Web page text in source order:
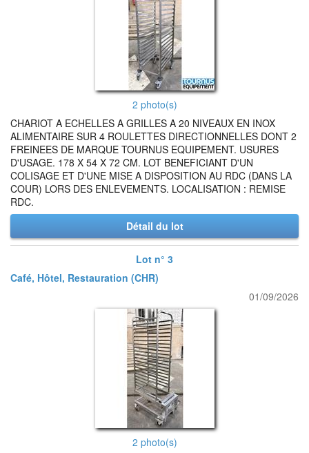
2 photo(s)
CHARIOT A ECHELLES A GRILLES A 20 NIVEAUX EN INOX
ALIMENTAIRE SUR 4 ROULETTES DIRECTIONNELLES DONT 2
FREINEES DE MARQUE TOURNUS EQUIPEMENT. USURES
D'USAGE. 178 X 54 X 72 CM. LOT BENEFICIANT D'UN
COLISAGE ET D'UNE MISE A DISPOSITION AU RDC (DANS LA
COUR) LORS DES ENLEVEMENTS. LOCALISATION : REMISE
RDC.
Détail du lot
Lot n° 3
Café, Hôtel, Restauration (CHR)
01/09/2026
2 photo(s)